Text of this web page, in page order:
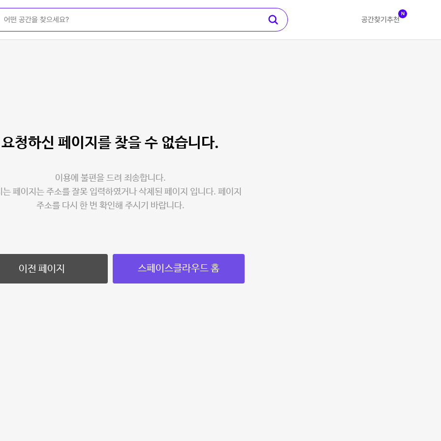
공간찾기 추천
N
요청하신 페이지를 찾을 수 없습니다.
이용에 불편을 드려 죄송합니다.
는 페이지는 주소를 잘못 입력하였거나 삭제된 페이지 입니다. 페이지
주소를 다시 한 번 확인해 주시기 바랍니다.
이전 페이지 스페이스클라우드 홈